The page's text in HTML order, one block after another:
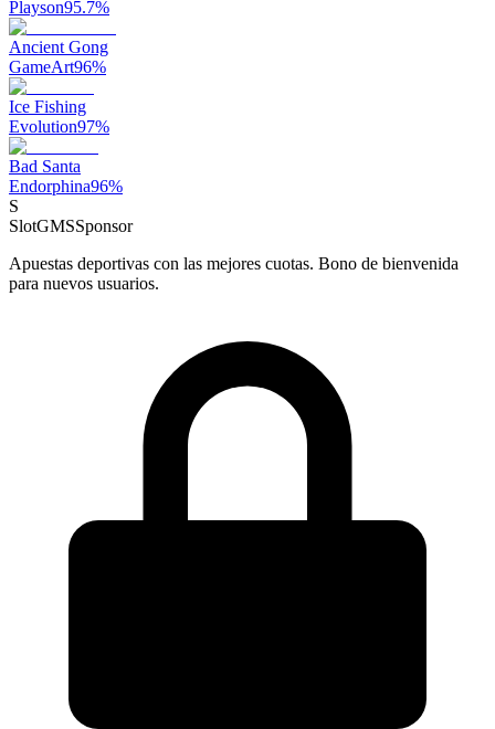
Playson95.7%
Ancient Gong
GameArt96%
Ice Fishing
Evolution97%
Bad Santa
Endorphina96%
S
SlotGMSSponsor
Apuestas deportivas con las mejores cuotas. Bono de bienvenida
para nuevos usuarios.